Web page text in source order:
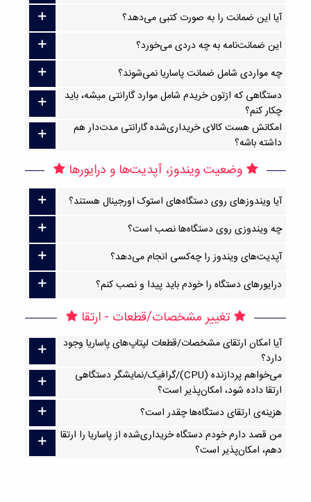
آیا این ضمانت را به صورت کتبی می‌دهد؟
این ضمانت‌نامه به چه دردی می‌خورد؟
چه مواردی شامل ضمانت پاساریا نمی‌شوند؟
دستگاهی که ازتون خریدم شامل موارد گارانتی میشه، باید
چکار کنم؟
امکانش هست کالای خریداری‌شده گارانتی مدت‌دار هم
داشته باشه؟
وضعیت ویندوز، آپدیت‌ها و درایورها
آیا ویندوزهای روی دستگاه‌های استوک اورجینال هستند؟
چه ویندوزی روی دستگاه‌ها نصب است؟
آپدیت‌های ویندوز را چه‌کسی انجام می‌دهد؟
درایورهای دستگاه را خودم باید پیدا و نصب کنم؟
تغییر مشخصات/قطعات - ارتقا
آیا امکان ارتقا‌ی مشخصات/قطعات لپتاپ‌های پاساریا وجود
دارد؟
می‌خواهم پردازنده (CPU)/گرافیک/نمایشگر دستگاهی
ارتقا داده شود، امکان‌پذیر است؟
هزینه‌ی ارتقای دستگاه‌ها چقدر است؟
من قصد دارم خودم دستگاه خریداری‌شده از پاساریا را ارتقا
دهم، امکان‌پذیر است؟